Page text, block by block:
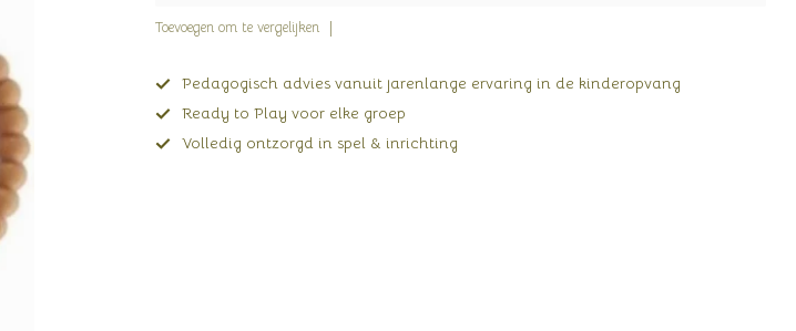
Toevoegen om te vergelijken
Pedagogisch advies vanuit jarenlange ervaring in de kinderopvang
Ready to Play voor elke groep
Volledig ontzorgd in spel & inrichting